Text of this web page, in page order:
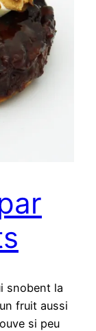
snobent la
fruit aussi
si peu